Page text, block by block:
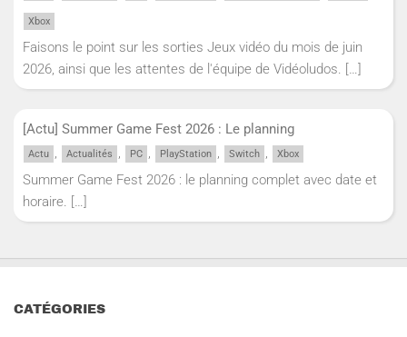
Xbox
Faisons le point sur les sorties Jeux vidéo du mois de juin
2026, ainsi que les attentes de l'équipe de Vidéoludos. […]
[Actu] Summer Game Fest 2026 : Le planning
Actu , Actualités , PC , PlayStation , Switch , Xbox
Summer Game Fest 2026 : le planning complet avec date et
horaire. […]
CATÉGORIES